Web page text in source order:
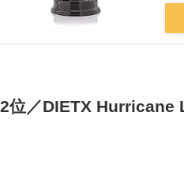
位／DIETX Hurricane